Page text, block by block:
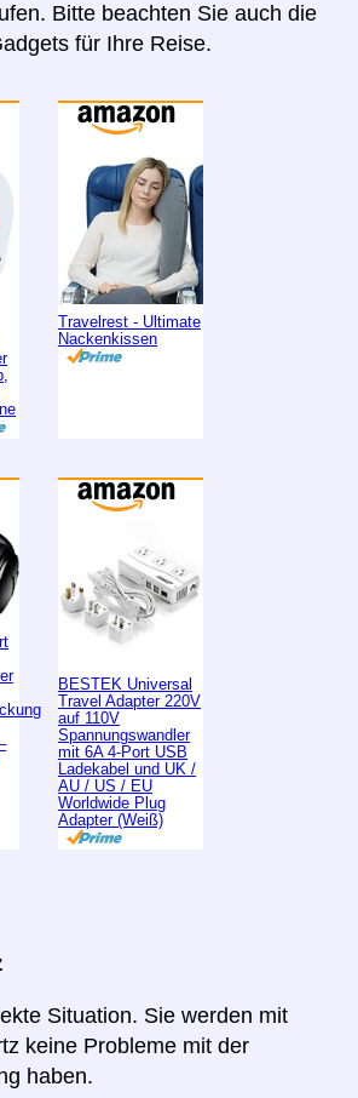
Bitte beachten Sie auch die
für Ihre Reise.
Travelrest - Ultimate
Nackenkissen
BESTEK Universal
Travel Adapter 220V
auf 110V
Spannungswandler
mit 6A 4-Port USB
Ladekabel und UK /
AU / US / EU
Worldwide Plug
Adapter (Weiß)
Situation. Sie werden mit
keine Probleme mit der
haben.